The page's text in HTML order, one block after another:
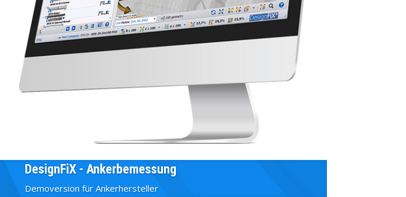
DesignFiX - Ankerbemessung
Demoversion für Ankerhersteller